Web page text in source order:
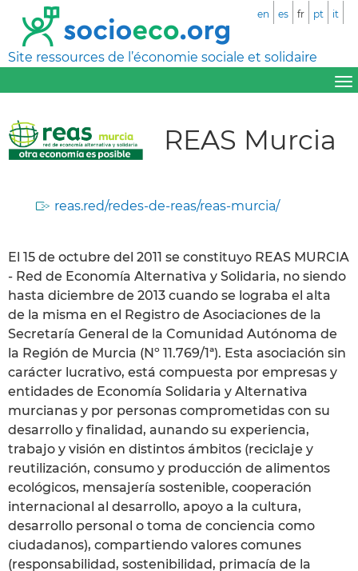
Site ressources de l’économie sociale et solidaire
en es fr pt it
REAS Murcia
reas.red/redes-de-reas/reas-murcia/
El 15 de octubre del 2011 se constituyo REAS MURCIA
- Red de Economía Alternativa y Solidaria, no siendo
hasta diciembre de 2013 cuando se lograba el alta
de la misma en el Registro de Asociaciones de la
Secretaría General de la Comunidad Autónoma de
la Región de Murcia (Nº 11.769/1ª). Esta asociación sin
carácter lucrativo, está compuesta por empresas y
entidades de Economía Solidaria y Alternativa
murcianas y por personas comprometidas con su
desarrollo y finalidad, aunando su experiencia,
trabajo y visión en distintos ámbitos (reciclaje y
reutilización, consumo y producción de alimentos
ecológicos, mensajería sostenible, cooperación
internacional al desarrollo, apoyo a la cultura,
desarrollo personal o toma de conciencia como
ciudadanos), compartiendo valores comunes
(responsabilidad, sostenibilidad, primacía de la